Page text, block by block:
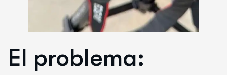
El problema: